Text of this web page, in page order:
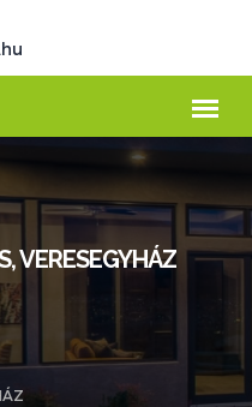
VERESEGYHÁZ